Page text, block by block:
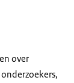
over